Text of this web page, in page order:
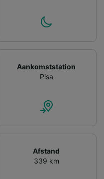
Aankomststation
Pisa
Afstand
339 km
gegevens
gebruiken. De
een apparaat